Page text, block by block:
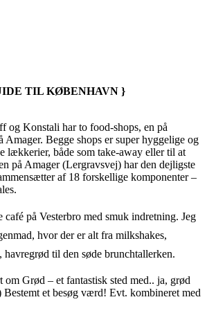
TIL KØBENHAVN }
og Konstali har to food-shops, en på
Amager. Begge shops er super hyggelige og
lækkerier, både som take-away eller til at
på Amager (Lergravsvej) har den dejligste
af 18 forskellige komponenter –
på Vesterbro med smuk indretning. Jeg
hvor der er alt fra milkshakes,
havregrød til den søde brunchtallerken.
om Grød – et fantastisk sted med.. ja, grød
et besøg værd! Evt. kombineret med